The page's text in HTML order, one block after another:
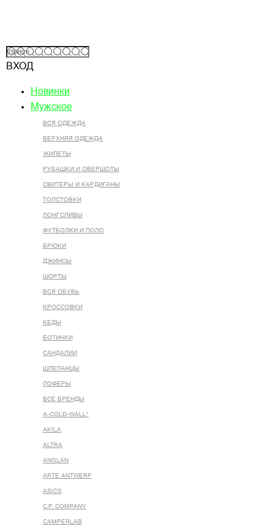
ВХОД
Новинки
Мужское
ВСЯ ОДЕЖДА
ВЕРХНЯЯ ОДЕЖДА
ЖИЛЕТЫ
РУБАШКИ И ОВЕРШОТЫ
СВИТЕРЫ И КАРДИГАНЫ
ТОЛСТОВКИ
ЛОНГСЛИВЫ
ФУТБОЛКИ И ПОЛО
БРЮКИ
ДЖИНСЫ
ШОРТЫ
ВСЯ ОБУВЬ
КРОССОВКИ
КЕДЫ
БОТИНКИ
САНДАЛИИ
ШЛЕПАНЦЫ
ЛОФЕРЫ
ВСЕ БРЕНДЫ
A-COLD-WALL*
AKILA
ALTRA
ANGLAN
ARTE ANTWERP
ASICS
C.P. COMPANY
CAMPERLAB